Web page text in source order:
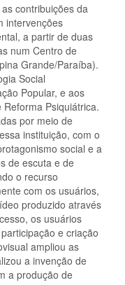
contribuições da
intervenções
a partir de duas
num Centro de
Grande/Paraíba).
Social
Popular, e aos
Psiquiátrica.
por meio de
instituição, com o
social e a
de escuta e de
o recurso
com os usuários,
produzido através
os usuários
e criação
ampliou as
a invenção de
a produção de